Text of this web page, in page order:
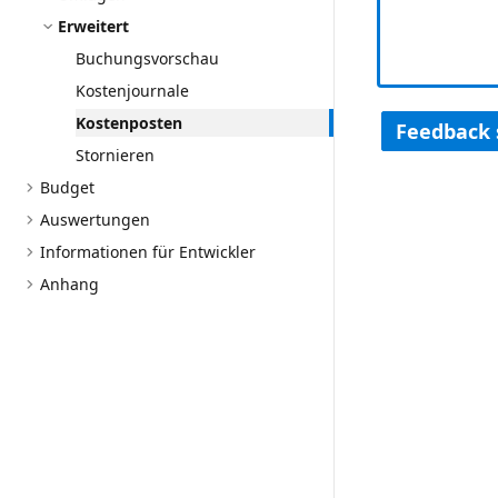
Erweitert
Buchungsvorschau
Kostenjournale
Kostenposten
Stornieren
Budget
Auswertungen
Informationen für Entwickler
Anhang
Feedback